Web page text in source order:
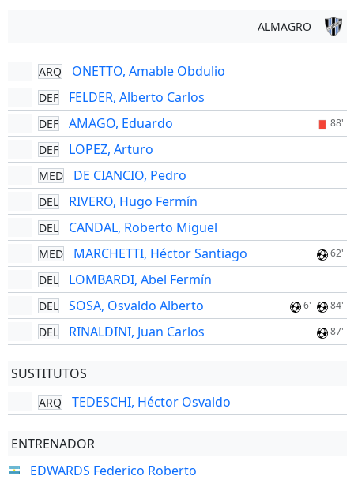
ALMAGRO
ARQ ONETTO, Amable Obdulio
DEF FELDER, Alberto Carlos
DEF AMAGO, Eduardo 88'
DEF LOPEZ, Arturo
MED DE CIANCIO, Pedro
DEL RIVERO, Hugo Fermín
DEL CANDAL, Roberto Miguel
MED MARCHETTI, Héctor Santiago 62'
DEL LOMBARDI, Abel Fermín
DEL SOSA, Osvaldo Alberto 6' 84'
DEL RINALDINI, Juan Carlos 87'
SUSTITUTOS
ARQ TEDESCHI, Héctor Osvaldo
ENTRENADOR
EDWARDS Federico Roberto